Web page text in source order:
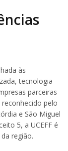
às
tecnologia
parceiras
pelo
e São Miguel
5, a UCEFF é
região.